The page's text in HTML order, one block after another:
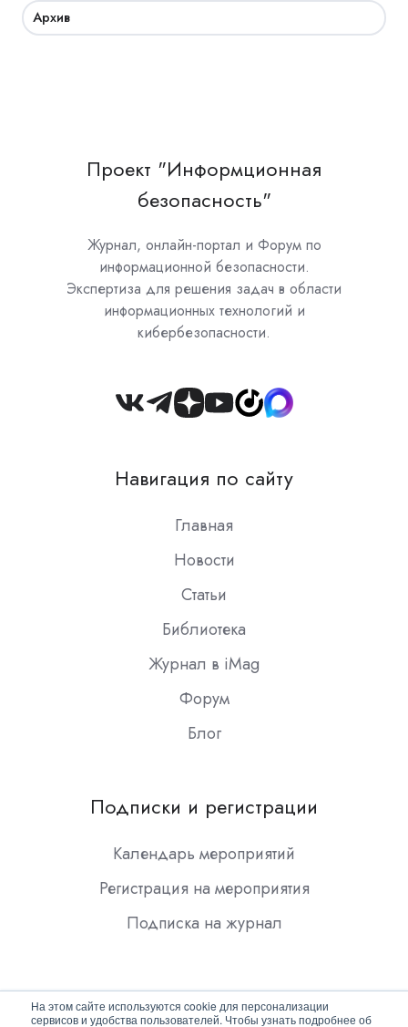
На этом сайте используются cookie для персонализации
сервисов и удобства пользователей. Чтобы узнать подробнее об
Архив
Проект "Информционная
безопасность"
Журнал, онлайн-портал и Форум по
информационной безопасности.
Экспертиза для решения задач в области
информационных технологий и
кибербезопасности.
Join
Slack
Навигация по сайту
Главная
Новости
Статьи
Библиотека
Журнал в iMag
Форум
Блог
Подписки и регистрации
Календарь мероприятий
Регистрация на мероприятия
Подписка на журнал